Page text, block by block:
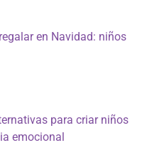
en Navidad: niños
para criar niños
emocional